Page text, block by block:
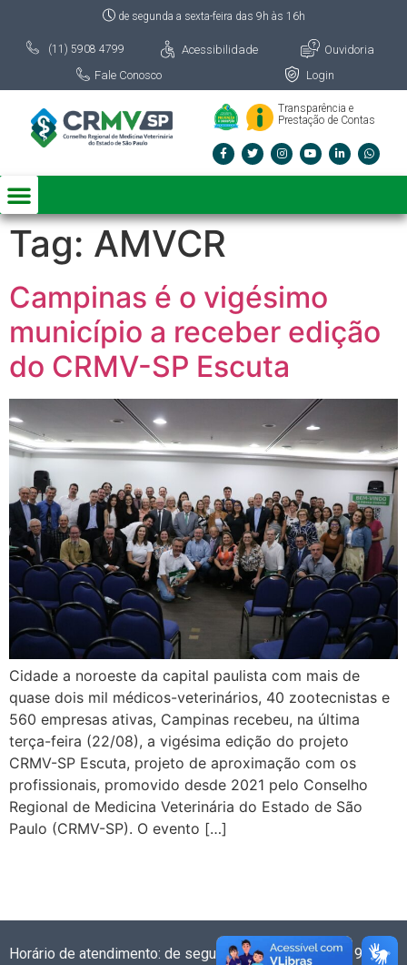
de segunda a sexta-feira das 9h às 16h
(11) 5908 4799 Acessibilidade
Ouvidoria
Fale Conosco
Login
Transparência e
Prestação de Contas
Tag: AMVCR
Campinas é o vigésimo
município a receber edição
do CRMV-SP Escuta
Cidade a noroeste da capital paulista com mais de
quase dois mil médicos-veterinários, 40 zootecnistas e
560 empresas ativas, Campinas recebeu, na última
terça-feira (22/08), a vigésima edição do projeto
CRMV-SP Escuta, projeto de aproximação com os
profissionais, promovido desde 2021 pelo Conselho
Regional de Medicina Veterinária do Estado de São
Paulo (CRMV-SP). O evento […]
Horário de atendimento: de segunda a sexta-feira das 9h às